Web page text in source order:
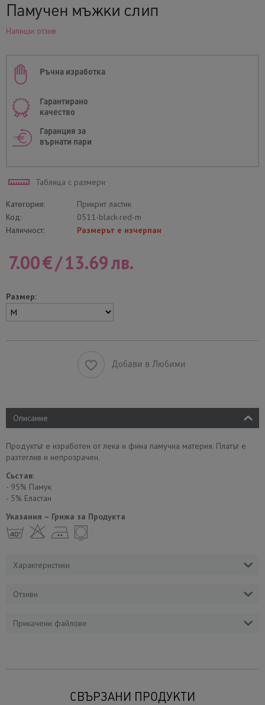
Памучен мъжки слип
Напиши отзив
Ръчна изработка
Гарантирано
качество
Гаранция за
върнати пари
Таблица с размери
Категория:
Прикрит ластик
Код:
0511-black-red-m
Наличност:
Размерът е изчерпан
7.00€/13.69лв.
Размер:
Добави в Любими
Описание
Продуктът е изработен от лека и фина памучна материя. Платът е
разтеглив и непрозрачен.
Състав:
- 95% Памук
- 5% Еластан
Указания – Грижа за Продукта
h H E Y
Характеристики
Отзиви
Прикачени файлове
СВЪРЗАНИ ПРОДУКТИ